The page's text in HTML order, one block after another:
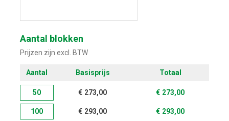
Aantal blokken
Prijzen zijn excl. BTW
Aantal Basisprijs Totaal
50 € 273,00 € 273,00
100 € 293,00 € 293,00